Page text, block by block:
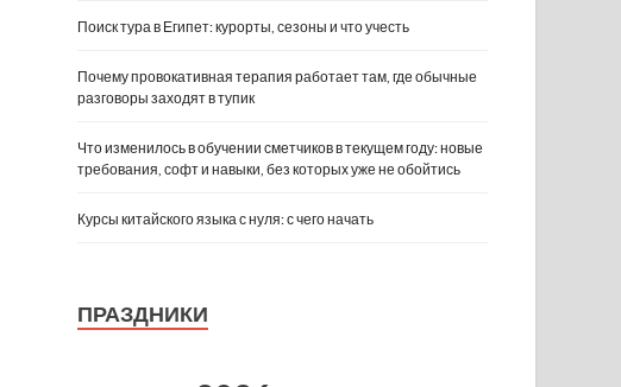
Поиск тура в Египет: курорты, сезоны и что учесть
Почему провокативная терапия работает там, где обычные
разговоры заходят в тупик
Что изменилось в обучении сметчиков в текущем году: новые
требования, софт и навыки, без которых уже не обойтись
Курсы китайского языка с нуля: с чего начать
ПРАЗДНИКИ